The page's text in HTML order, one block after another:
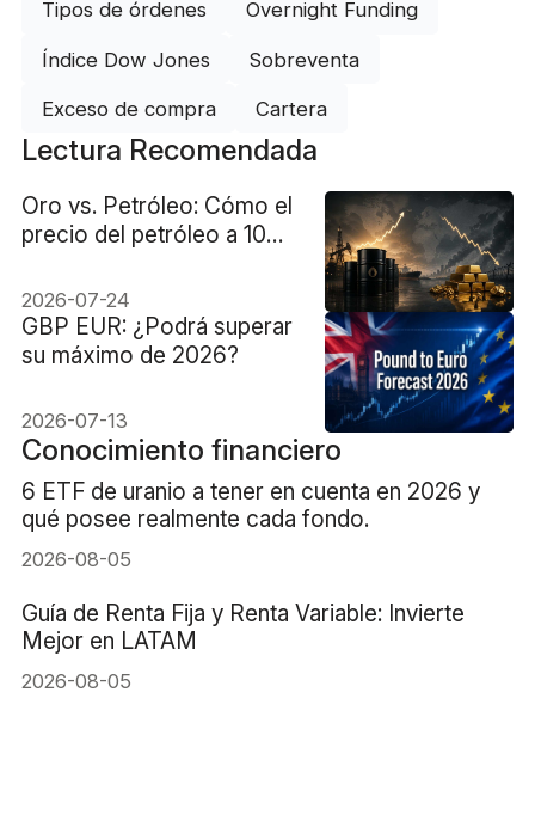
Tipos de órdenes Overnight Funding
Índice Dow Jones Sobreventa
Exceso de compra Cartera
Lectura Recomendada
Oro vs. Petróleo: Cómo el
precio del petróleo a 100
rendimientos y provocó
una caída del oro
2026-07-24
GBP EUR: ¿Podrá superar
su máximo de 2026?
2026-07-13
Conocimiento financiero
6 ETF de uranio a tener en cuenta en 2026 y
qué posee realmente cada fondo.
2026-08-05
Guía de Renta Fija y Renta Variable: Invierte
Mejor en LATAM
2026-08-05